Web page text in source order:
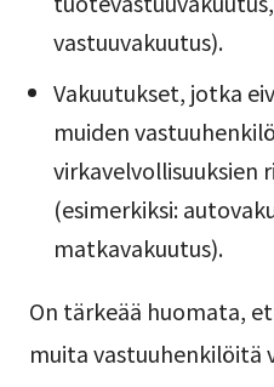
vastuuvakuutus).
Vakuutukset, jotka
muiden
virkavelvollisuuksien
(esimerkiksi:
matkavakuutus).
On tärkeää huomata,
muita